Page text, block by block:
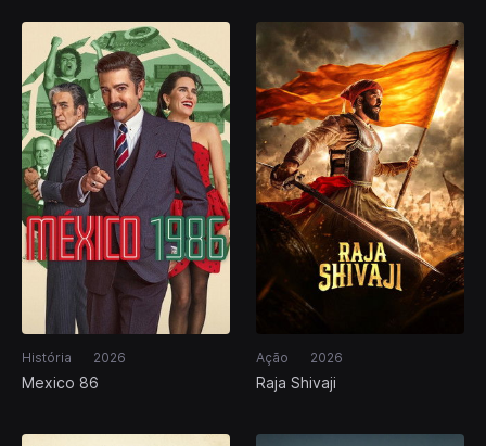
História 2026
Mexico 86
Ação 2026
Raja Shivaji